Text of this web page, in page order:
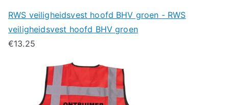
RWS veiligheidsvest hoofd BHV groen - RWS
veiligheidsvest hoofd BHV groen
€13.25